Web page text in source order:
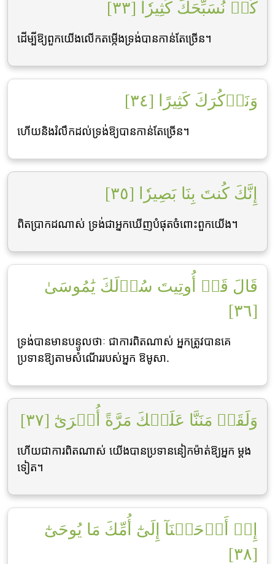
كَيۡ نُسَبِّحَكَ كَثِيرٗا [٣٣]
ដើម្បីឱ្យពួកយើងលើកតម្កើងទ្រង់បានកាន់តែច្រើន។
وَنَذۡكُرَكَ كَثِيرًا [٣٤]
ហើយនិងរំលឹកដល់ទ្រង់ឱ្យបានកាន់តែច្រើន។
إِنَّكَ كُنتَ بِنَا بَصِيرٗا [٣٥]
ពិតប្រាកដណាស់ ទ្រង់ជាអ្នកឃើញបំផុតចំពោះពួកយើង។
قَالَ قَدۡ أُوتِيتَ سُؤۡلَكَ يَٰمُوسَىٰ
[٣٦]
ទ្រង់បានមានបន្ទូលថាៈ ជាការពិតណាស់ អ្នកត្រូវបានគេ
ប្រទានឱ្យតាមសំណើររបស់អ្នក ឱមូសា.
وَلَقَدۡ مَنَنَّا عَلَيۡكَ مَرَّةً أُخۡرَىٰٓ [٣٧]
ហើយជាការពិតណាស់ យើងបានប្រទាននៀកម៉ាត់ឱ្យអ្នក ម្ដង
ទៀត។
إِذۡ أَوۡحَيۡنَآ إِلَىٰٓ أُمِّكَ مَا يُوحَىٰٓ
[٣٨]